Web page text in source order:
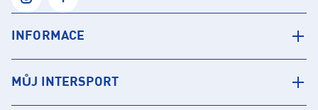
INFORMACE
MŮJ INTERSPORT